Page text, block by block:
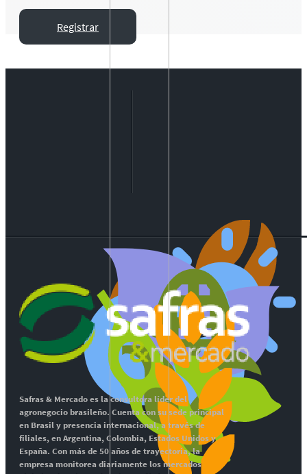
Registrar
Safras & Mercado es la consultora líder del
agronegocio brasileño. Cuenta con su sede principal
en Brasil y presencia internacional, a través de
filiales, en Argentina, Colombia, Estados Unidos y
España. Con más de 50 años de trayectoria, la
empresa monitorea diariamente los mercados